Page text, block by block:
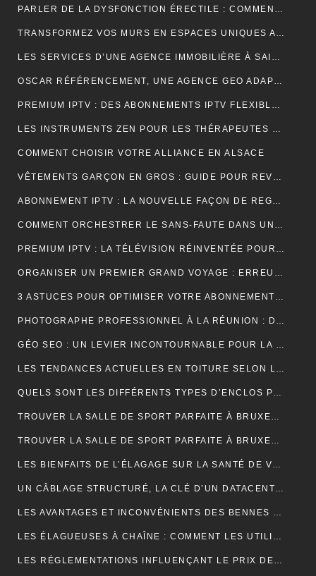
PARLER DE LA DYSFONCTION ÉRECTILE : COMMENT BRISER LE TABOU ?
TRANSFORMEZ VOS MURS EN ESPACES UNIQUES AVEC UN STICKERS PERSONNALISÉ C-STICKERS
LES SERVICES D’UNE AGENCE IMMOBILIÈRE À SAINT-CYR-SUR-MER EXPLIQUÉS EN DÉTAIL
OSCAR RÉFÉRENCEMENT, UNE AGENCE GEO ADAPTÉE AUX MOTEURS GÉNÉRATIFS
PREMIUM IPTV : DES ABONNEMENTS IPTV FLEXIBLES, STABLES ET COMPLETS
LES INSTRUMENTS ZEN POUR LES THÉRAPEUTES ET PRATIQUANTS DE YOGA
COMMENT CHOISIR VOTRE ALLIANCE EN ALSACE
VÊTEMENTS GARÇON EN GROS : GUIDE POUR REVENDEURS ET MAGASINS
ABONNEMENT IPTV : LA NOUVELLE FAÇON DE REGARDER LA TÉLÉVISION
COMMENT ORCHESTRER LE SANS-FAUTE DANS UNE LOCATION SAISONNIÈRE ?
PREMIUM IPTV : LA TÉLÉVISION RÉINVENTÉE POUR UNE EXPÉRIENCE SUR MESURE
ORGANISER UN PREMIER GRAND VOYAGE : ERREURS À ÉVITER
3 ASTUCES POUR OPTIMISER VOTRE ABONNEMENT IPTV PREMIUM EN FRANCE
PHOTOGRAPHE PROFESSIONNEL À LA RÉUNION : DÉCOUVREZ L’EXPÉRIENCE UNIQUE D’UNE SÉANCE PHOTO EN STUDIO
GÉO SEO : UN LEVIER INCONTOURNABLE POUR LA VISIBILITÉ LOCALE
LES TENDANCES ACTUELLES EN TOITURE SELON LES COUVREURS EXPÉRIMENTÉS
QUELS SONT LES DIFFÉRENTS TYPES D’ENCLOS POUR ANIMAUX ?
TROUVER LA SALLE DE SPORT PARFAITE À BRUXELLES : BIEN PLUS QU’UNE QUESTION D’ADRESSE
TROUVER LA SALLE DE SPORT PARFAITE À BRUXELLES : BIEN PLUS QU’UNE QUESTION D’ADRESSE
LES BIENFAITS DE L’ÉLAGAGE SUR LA SANTÉ DE VOS ARBRES
UN CÂBLAGE STRUCTURÉ, LA CLÉ D’UN DATACENTER MAINTENABLE
LES AVANTAGES ET INCONVÉNIENTS DES BENNES DE LOCATION À PRIX RÉDUIT
LES ÉLAGUEUSES À CHAÎNE : COMMENT LES UTILISER EFFICACEMENT
LES RÉGLEMENTATIONS INFLUENÇANT LE PRIX DES DÉCHARGES DE BENNE